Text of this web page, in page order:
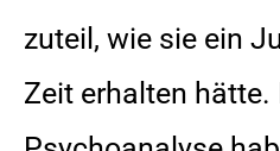
zuteil, wie sie ein
Zeit erhalten hätte.